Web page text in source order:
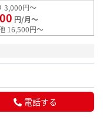
3,000円～
円/月～
16,500円～
電話する